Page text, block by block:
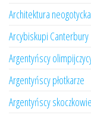
Architektura
Arcybiskupi Canterbury
Argentyńscy
Argentyńscy płotkarze
Argentyńscy